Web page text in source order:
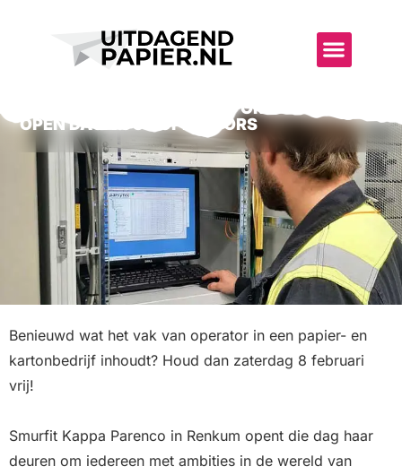
SMURFIT KAPPA PARENCO ORGANISEERT
OPEN DAG VOOR OPERATORS
Benieuwd wat het vak van operator in een papier- en
kartonbedrijf inhoudt? Houd dan zaterdag 8 februari
vrij!
Smurfit Kappa Parenco in Renkum opent die dag haar
deuren om iedereen met ambities in de wereld van